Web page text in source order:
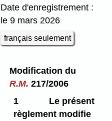
Date d'enregistrement :
le 9 mars 2026
français seulement
Modification du
R.M. 217/2006
1
Le présent
règlement modifie